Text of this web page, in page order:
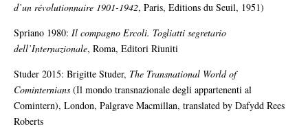
d’un révolutionnaire 1901-1942, Paris, Editions du Seuil, 1951)
Spriano 1980: Il compagno Ercoli. Togliatti segretario
dell’Internazionale, Roma, Editori Riuniti
Studer 2015: Brigitte Studer, The Transnational World of
Cominternians (Il mondo transnazionale degli appartenenti al
Comintern), London, Palgrave Macmillan, translated by Dafydd Rees
Roberts